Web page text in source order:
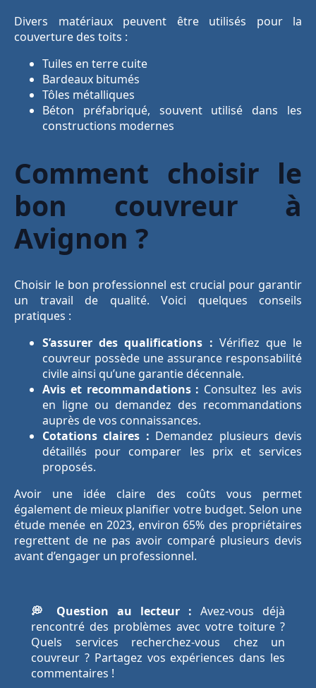
Divers matériaux peuvent être utilisés pour la
couverture des toits :
Tuiles en terre cuite
Bardeaux bitumés
Tôles métalliques
Béton préfabriqué, souvent utilisé dans les
constructions modernes
Comment choisir le
bon couvreur à
Avignon ?
Choisir le bon professionnel est crucial pour garantir
un travail de qualité. Voici quelques conseils
pratiques :
S’assurer des qualifications : Vérifiez que le
couvreur possède une assurance responsabilité
civile ainsi qu’une garantie décennale.
Avis et recommandations : Consultez les avis
en ligne ou demandez des recommandations
auprès de vos connaissances.
Cotations claires : Demandez plusieurs devis
détaillés pour comparer les prix et services
proposés.
Avoir une idée claire des coûts vous permet
également de mieux planifier votre budget. Selon une
étude menée en 2023, environ 65% des propriétaires
regrettent de ne pas avoir comparé plusieurs devis
avant d’engager un professionnel.
💭 Question au lecteur : Avez-vous déjà
rencontré des problèmes avec votre toiture ?
Quels services recherchez-vous chez un
couvreur ? Partagez vos expériences dans les
commentaires !